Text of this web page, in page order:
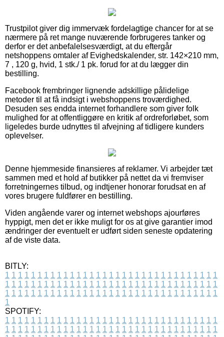
Trustpilot giver dig immervæk fordelagtige chancer for at se
nærmere på ret mange nuværende forbrugeres tanker og
derfor er det anbefalelsesværdigt, at du eftergår
netshoppens omtaler af Evighedskalender, str. 142×210 mm,
7 , 120 g, hvid, 1 stk./ 1 pk. forud for at du lægger din
bestilling.
Facebook frembringer lignende adskillige pålidelige
metoder til at få indsigt i webshoppens troværdighed.
Desuden ses endda internet forhandlere som giver folk
mulighed for at offentliggøre en kritik af ordreforløbet, som
ligeledes burde udnyttes til afvejning af tidligere kunders
oplevelser.
Denne hjemmeside finansieres af reklamer. Vi arbejder tæt
sammen med et hold af butikker på nettet da vi fremviser
forretningernes tilbud, og indtjener honorar forudsat en af
vores brugere fuldfører en bestilling.
Viden angående varer og internet webshops ajourføres
hyppigt, men det er ikke muligt for os at give garantier imod
ændringer der eventuelt er udført siden seneste opdatering
af de viste data.
BITLY:
1 1 1 1 1 1 1 1 1 1 1 1 1 1 1 1 1 1 1 1 1 1 1 1 1 1 1 1 1 1 1 1 1
1 1 1 1 1 1 1 1 1 1 1 1 1 1 1 1 1 1 1 1 1 1 1 1 1 1 1 1 1 1 1 1 1
1 1 1 1 1 1 1 1 1 1 1 1 1 1 1 1 1 1 1 1 1 1 1 1 1 1 1 1 1 1 1 1 1
1
SPOTIFY:
1 1 1 1 1 1 1 1 1 1 1 1 1 1 1 1 1 1 1 1 1 1 1 1 1 1 1 1 1 1 1 1 1
1 1 1 1 1 1 1 1 1 1 1 1 1 1 1 1 1 1 1 1 1 1 1 1 1 1 1 1 1 1 1 1 1